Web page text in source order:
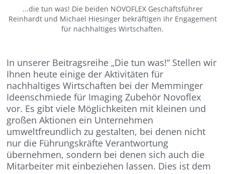
...die tun was! Die beiden NOVOFLEX Geschäftsführer
Reinhardt und Michael Hiesinger bekräftigen ihr Engagement
für nachhaltiges Wirtschaften.
In unserer Beitragsreihe „Die tun was!“ Stellen wir
Ihnen heute einige der Aktivitäten für
nachhaltiges Wirtschaften bei der Memminger
Ideenschmiede für Imaging Zubehör Novoflex
vor. Es gibt viele Möglichkeiten mit kleinen und
großen Aktionen ein Unternehmen
umweltfreundlich zu gestalten, bei denen nicht
nur die Führungskräfte Verantwortung
übernehmen, sondern bei denen sich auch die
Mitarbeiter mit einbeziehen lassen. Dies ist dem